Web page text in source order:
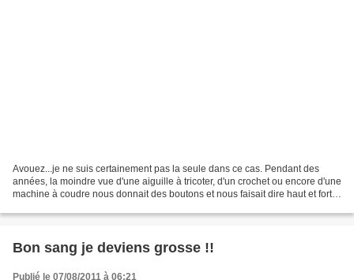
Avouez...je ne suis certainement pas la seule dans ce cas. Pendant des
années, la moindre vue d'une aiguille à tricoter, d'un crochet ou encore d'une
machine à coudre nous donnait des boutons et nous faisait dire haut et fort
Bon sang je deviens grosse !!
Publié le 07/08/2011 à 06:21